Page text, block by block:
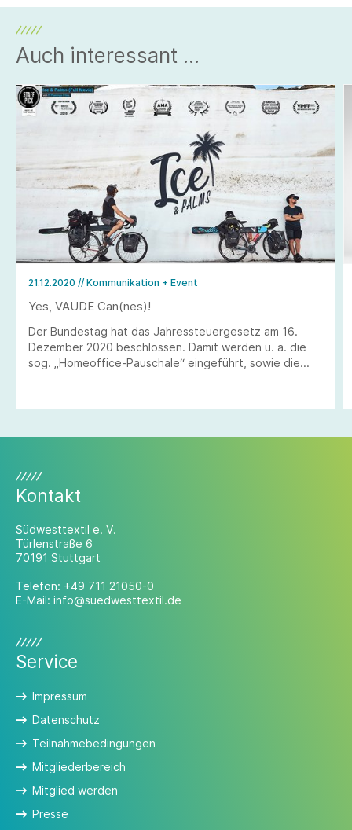
Auch interessant ...
21.12.2020 // Kommunikation + Event
Yes, VAUDE Can(nes)!
Der Bundestag hat das Jahressteuergesetz am 16.
Dezember 2020 beschlossen. Damit werden u. a. die
sog. „Homeoffice-Pauschale“ eingeführt, sowie die
Kontakt
Südwesttextil e. V.
Türlenstraße 6
70191 Stuttgart
Telefon: +49 711 21050-0
E-Mail: info@suedwesttextil.de
Service
Impressum
Datenschutz
Teilnahmebedingungen
Mitgliederbereich
Mitglied werden
Presse